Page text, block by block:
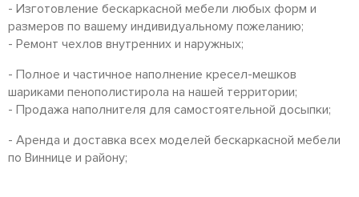
- Изготовление бескаркасной мебели любых форм и
размеров по вашему индивидуальному пожеланию;
- Ремонт чехлов внутренних и наружных;
- Полное и частичное наполнение кресел-мешков
шариками пенополистирола на нашей территории;
- Продажа наполнителя для самостоятельной досыпки;
- Аренда и доставка всех моделей бескаркасной мебели
по Виннице и району;